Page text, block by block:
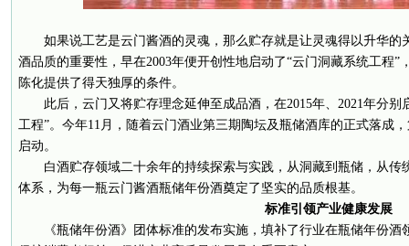
如果说工艺是云门酱酒的灵魂，那么贮存就是让灵魂得以升华的
酒品质的重要性，早在2003年便开创性地启动了“云门洞藏系统工程”
陈化提供了得天独厚的条件。
此后，云门又将贮存理念延伸至成品酒，在2015年、2021年分
工程”。今年11月，随着云门酒业第三期陶坛及瓶储酒库的正式落成
启动。
白酒贮存领域二十余年的持续探索与实践，从洞藏到瓶储，从传
体系，为每一瓶云门酱酒瓶储年份酒奠定了坚实的品质根基。
标准引领产业健康发展
《瓶储年份酒》团体标准的发布实施，填补了行业在瓶储年份